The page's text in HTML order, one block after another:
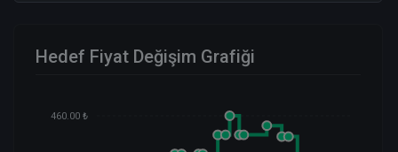
Hedef Fiyat Değişim Grafiği
460.00 ₺